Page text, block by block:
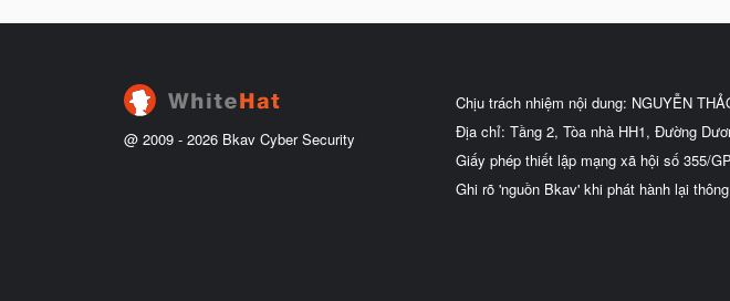
đ
ẻ
@ 2009 - 2026 Bkav Cyber Security
Chịu trách nhiệm nội dung: NGUYỄN
Địa chỉ: Tầng 2, Tòa nhà HH1, Đường
Giấy phép thiết lập mạng xã hội số 355/
Ghi rõ 'nguồn Bkav' khi phát hành lại